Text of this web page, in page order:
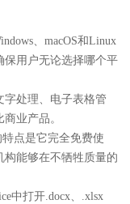
、macOS和Linux
保用户无论选择哪个平
字处理、电子表格管
业产品。
点是它完全免费使
构能够在不牺牲质量的
中打开.docx、.xlsx